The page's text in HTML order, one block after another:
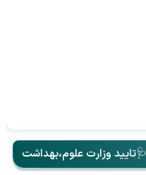
🩺تایید وزارت علوم،بهداشت